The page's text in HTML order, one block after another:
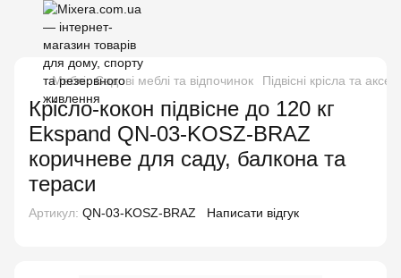
Меблі Садові меблі та відпочинок Підвісні крісла та
Крісло-кокон підвісне до 120 кг
Ekspand QN-03-KOSZ-BRAZ
коричневе для саду, балкона та
тераси
Артикул: QN-03-KOSZ-BRAZ Написати відгук